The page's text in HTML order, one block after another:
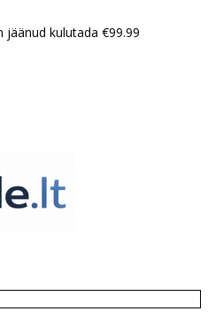
kulutada €99.99